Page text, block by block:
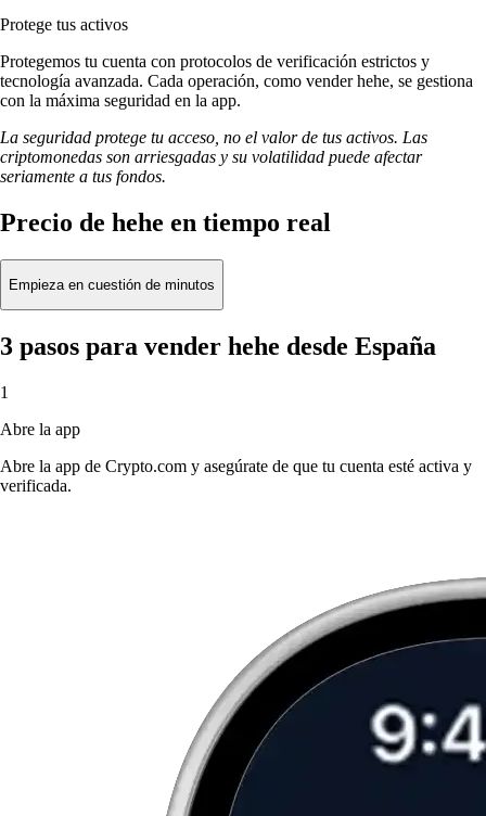
Protege tus activos
Protegemos tu cuenta con protocolos de verificación estrictos y
tecnología avanzada. Cada operación, como vender hehe, se gestiona
con la máxima seguridad en la app.
La seguridad protege tu acceso, no el valor de tus activos. Las
criptomonedas son arriesgadas y su volatilidad puede afectar
seriamente a tus fondos.
Precio de hehe en tiempo real
Empieza en cuestión de minutos
3 pasos para vender hehe desde España
1
Abre la app
Abre la app de Crypto.com y asegúrate de que tu cuenta esté activa y
verificada.